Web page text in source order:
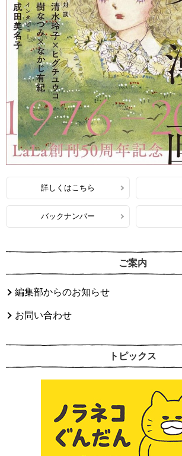
詳しくはこちら
バックナンバー
ご案内
編集部からのお知らせ
お問い合わせ
トピックス